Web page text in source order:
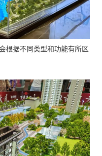
根据不同类型和功能有所区